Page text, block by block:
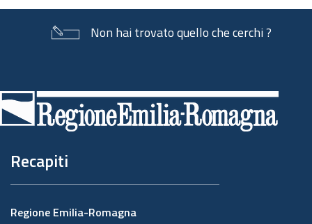
Non hai trovato quello che cerchi ?
di
pagina
Recapiti
Regione Emilia-Romagna